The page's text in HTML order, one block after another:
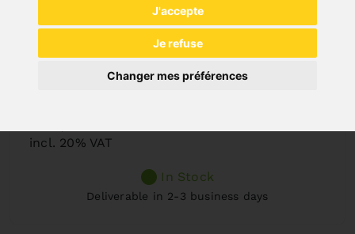
J'accepte
Je refuse
Changer mes préférences
3 IN 1 - 305 PROFI
incl. 20% VAT
In Stock
Deliverable in 2-3 business days